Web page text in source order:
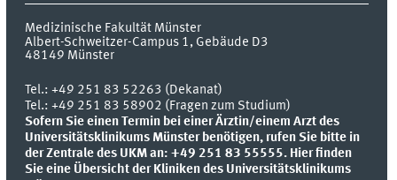
Medizinische Fakultät Münster
Albert-Schweitzer-Campus 1, Gebäude D3
48149 Münster
Tel.:+49 251 83 52263 (Dekanat)
Tel.: +49 251 83 58902 (Fragen zum Studium)
Sofern Sie einen Termin bei einer Ärztin/einem Arzt des
Universitätsklinikums Münster benötigen, rufen Sie bitte in
der Zentrale des UKM an: +49 251 83 55555. Hier finden
Sie eine Übersicht der Kliniken des Universitätsklinikums